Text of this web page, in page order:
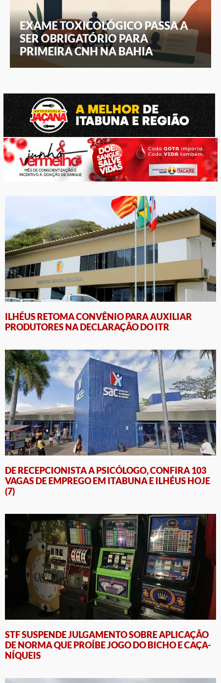
EXAME TOXICOLÓGICO PASSA A
SER OBRIGATÓRIO PARA
PRIMEIRA CNH NA BAHIA
ILHÉUS RETOMA CONVÊNIO PARA AUXILIAR
PRODUTORES NA DECLARAÇÃO DO ITR
DE RECEPCIONISTA A PSICÓLOGO, CONFIRA 103
VAGAS DE EMPREGO EM ITABUNA E ILHÉUS HOJE
(7)
STF SUSPENDE JULGAMENTO SOBRE APLICAÇÃO
DE NORMA QUE PROÍBE JOGO DO BICHO E CAÇA-
NÍQUEIS